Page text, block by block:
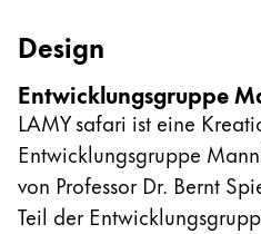
Design
Entwicklungsgruppe
LAMY safari ist eine
Entwicklungsgruppe
von Professor Dr. Bernt
Teil der